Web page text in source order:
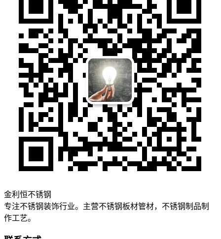
金利恒不锈钢
专注不锈钢装饰行业。主营不锈钢板材管材，不锈钢制品制
作工艺。